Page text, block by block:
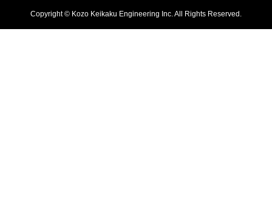
Copyright © Kozo Keikaku Engineering Inc. All Rights Reserved.